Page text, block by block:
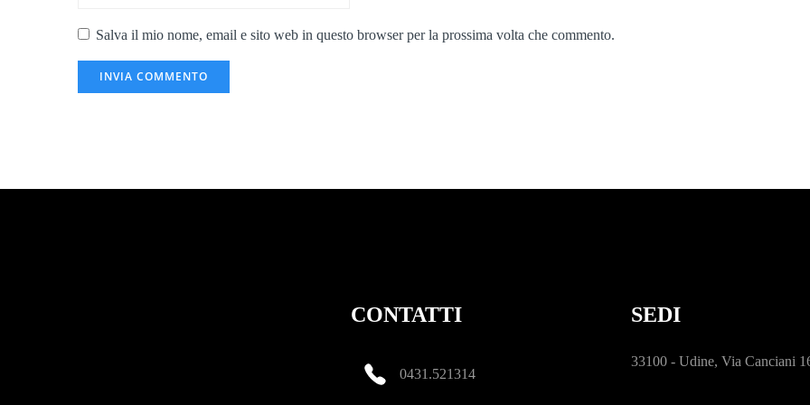
Salva il mio nome, email e sito web in questo browser per la prossima volta che commento.
CONTATTI
0431.521314
SEDI
33100 - Udine, Via Canciani